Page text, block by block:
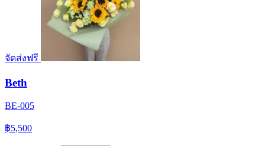
จัดส่งฟรี
Beth
BE-005
฿5,500